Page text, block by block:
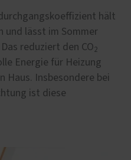
hält
und lässt im Sommer
reduziert den CO2
Energie für Heizung
Haus. Insbesondere bei
ist diese